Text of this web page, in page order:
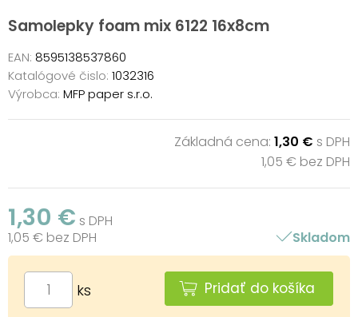
Samolepky foam mix 6122 16x8cm
EAN: 8595138537860
Katalógové čislo: 1032316
Výrobca: MFP paper s.r.o.
Základná cena: 1,30 € s DPH
1,05 € bez DPH
1,30 € s DPH
1,05 € bez DPH
Skladom
ks Pridať do košíka